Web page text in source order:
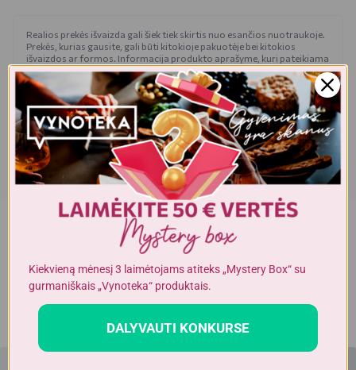
Realios prekės išvaizda gali šiek tiek skirtis nuo esančios nuotraukoje.
Prekės, kurias gausite, gali būti kitokioje pakuotėje bei kitokios
išvaizdos ar formos. Informacija produkto aprašyme, kuri pateikiama
elektroninėje parduotuvėje, yra bendro pobūdžio, todėl nėra tapati
informacijai, nurodomai ant produkto pakuotės. Ant produkto
pakuotės nurodoma informacija yra išsamesnė ir gali šiek tiek skirtis
nuo informacijos, nurodomos elektroninėje parduotuvėje pateiktų
prekių aprašymuose. Visada rekomenduojame perskaityti ir
vadovautis informacija, esančia ant prekės pakuotės. Akcijinių prekių
kiekis yra ribotas.
Alkoholinius gėrimus gali įsigyti tik asmenys,
kuriems yrane mažiau kaip 20 metų.
Kiekvieną mėnesį 3 laimėtojams atiteks „Mystery Box“ su
gurmaniškais „Vynoteka“ produktais.
DALYVAUTI KONKURSE